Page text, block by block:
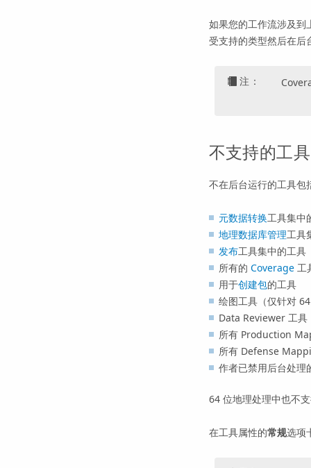
如果您的工作流涉及到
受支持的类型然后在后
注：
不支持的工具
不在后台运行的工具包
元数据转换工具集中
地理数据库管理工具
发布工具集中的工具
所有的 Coverage工
用于创建包的工具
绘图工具（仅针对
Data Reviewer 工具
所有 Production
所有 Defense
作者已禁用后台处理
64 位地理处理中也不
在工具属性的常规选项